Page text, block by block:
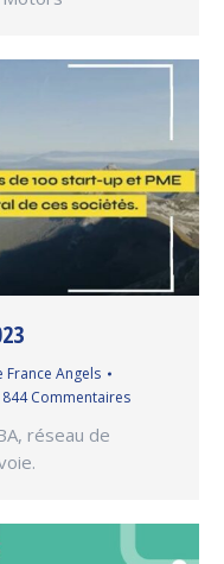
France Angels
844 Commentaires
réseau de